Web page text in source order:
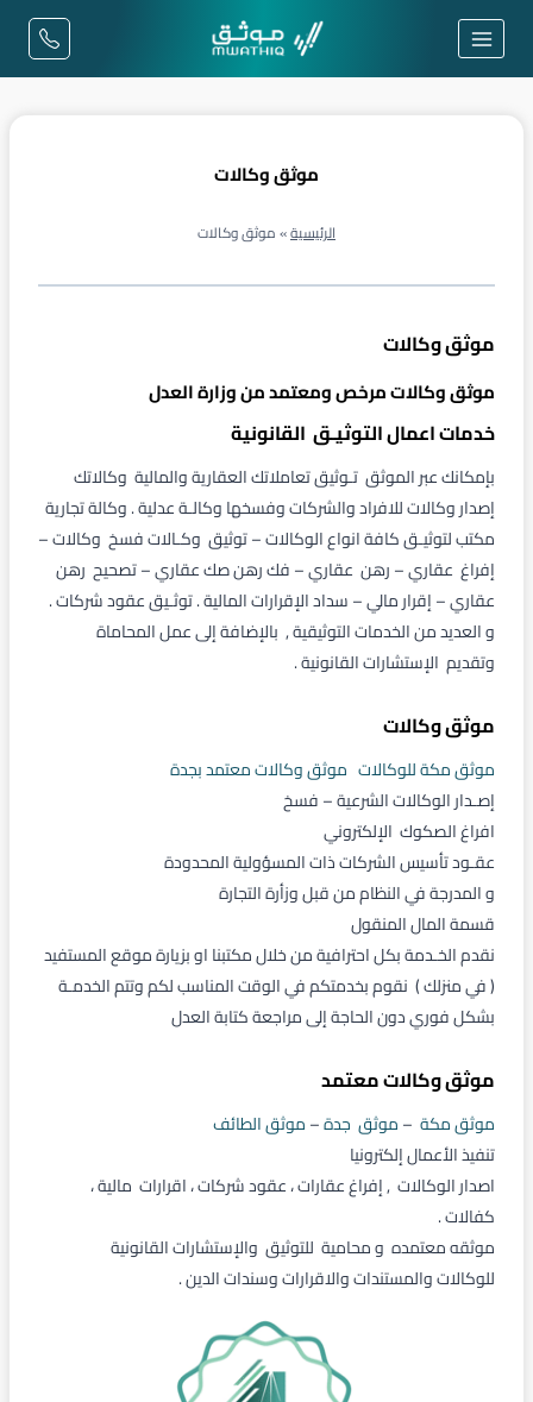
التجاوز
المحتوى
موثق وكالات
الرئيسية»موثق وكالات
موثق وكالات
موثق وكالات مرخص ومعتمد من وزارة العدل
خدمات اعمال التوثيـق القانونية
بإمكانك عبر الموثق تـوثيق تعاملاتك العقارية والمالية وكالاتك
إصدار وكالات للافراد والشركات وفسخها وكالـة عدلية . وكالة تجارية
مكتب لتوثيـق كافة انواع الوكالات – توثيق وكـالات فسخ وكالات –
إفراغ عقاري – رهن عقاري – فك رهن صك عقاري – تصحيح رهن
عقاري – إقرار مالي – سداد الإقرارات المالية . توثـيق عقود شركات .
و العديد من الخدمات التوثيقية , بالإضافة إلى عمل المحاماة
وتقديم الإستشارات القانونية .
موثق وكالات
موثق مكة للوكالات موثق وكالات معتمد بجدة
إصـدار الوكالات الشرعية – فسخ
افراغ الصكوك الإلكتروني
عقـود تأسيس الشركات ذات المسؤولية المحدودة
و المدرجة في النظام من قبل وزأرة التجارة
قسمة المال المنقول
نقدم الخـدمة بكل احترافية من خلال مكتبنا او بزيارة موقع المستفيد
( في منزلك ) نقوم بخدمتكم في الوقت المناسب لكم وتتم الخدمـة
بشكل فوري دون الحاجة إلى مراجعة كتابة العدل
موثق وكالات معتمد
موثق مكة –موثق جدة–موثق الطائف
تنفيذ الأعمال إلكترونيا
اصدار الوكالات , إفراغ عقارات ، عقود شركات ، اقرارات مالية ،
كفالات .
موثقه معتمده و محامية للتوثيق والإستشارات القانونية
للوكالات والمستندات والاقرارات وسندات الدين .